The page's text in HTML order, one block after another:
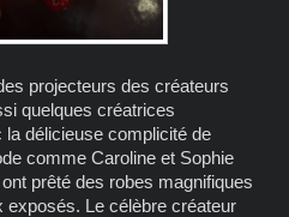
projecteurs des créateurs
quelques créatrices
délicieuse complicité de
comme Caroline et Sophie
prêté des robes magnifiques
exposés. Le célèbre créateur